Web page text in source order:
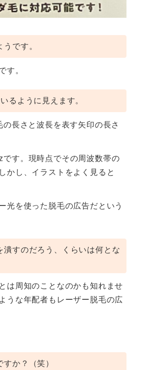
です。
す。
るように見えます。
長さと波長を表す矢印の長さ
す。現時点でその周波数帯の
かし、イラストをよく見ると
光を使った脱毛の広告だという
すのだろう、くらいは何とな
は周知のことなのかも知れませ
うな年配者もレーザー脱毛の広
か？（笑）